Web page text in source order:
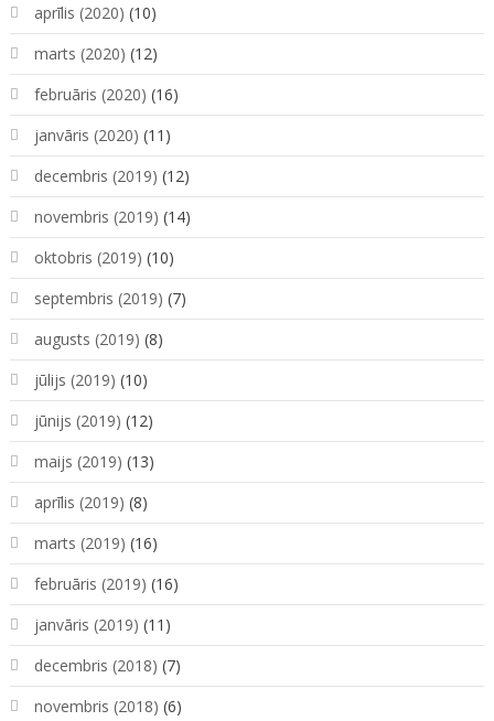
aprīlis (2020) (10)
marts (2020) (12)
februāris (2020) (16)
janvāris (2020) (11)
decembris (2019) (12)
novembris (2019) (14)
oktobris (2019) (10)
septembris (2019) (7)
augusts (2019) (8)
jūlijs (2019) (10)
jūnijs (2019) (12)
maijs (2019) (13)
aprīlis (2019) (8)
marts (2019) (16)
februāris (2019) (16)
janvāris (2019) (11)
decembris (2018) (7)
novembris (2018) (6)